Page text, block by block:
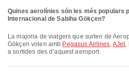
Quines aerolínies són les més populars
Internacional de Sabiha Gökçen?
La majoria de viatgers que surten de Aeroport Internacional de Sabiha
Gökçen volen amb Pegasus Airlines,AJet,
a sortides des d’aquest aeroport.